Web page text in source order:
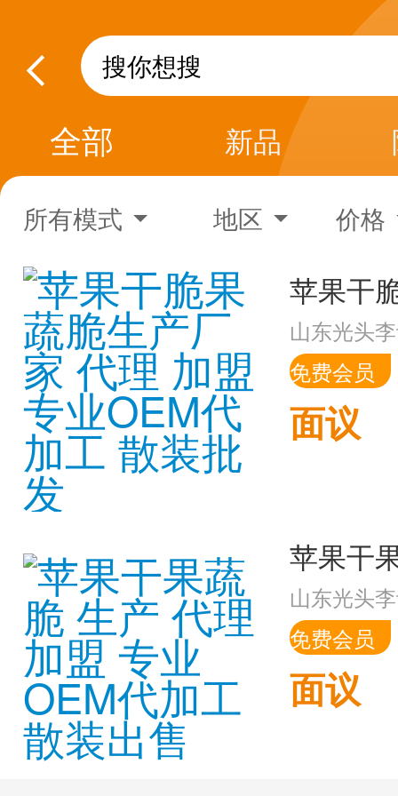
全部 新品
所有模式 地区 价格
山东光头
免费会员
面议
山东光头
免费会员
面议